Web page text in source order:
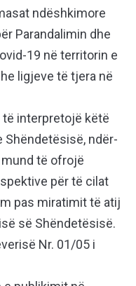
ndëshkimore
Parandalimin dhe
19 në territorin e
ligjeve të tjera në
interpretojë këtë
ndër­
të ofrojë
për të cilat
pas miratimit të atij
së Shëndetësisë.
Nr. 01/05 i